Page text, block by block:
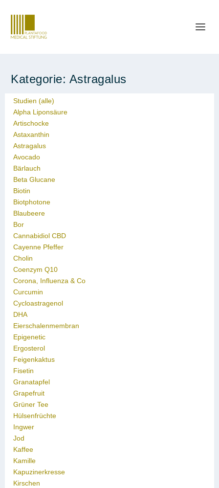
Kategorie: Astragalus
Studien (alle)
Alpha Liponsäure
Artischocke
Astaxanthin
Astragalus
Avocado
Bärlauch
Beta Glucane
Biotin
Biotphotone
Blaubeere
Bor
Cannabidiol CBD
Cayenne Pfeffer
Cholin
Coenzym Q10
Corona, Influenza & Co
Curcumin
Cycloastragenol
DHA
Eierschalenmembran
Epigenetic
Ergosterol
Feigenkaktus
Fisetin
Granatapfel
Grapefruit
Grüner Tee
Hülsenfrüchte
Ingwer
Jod
Kaffee
Kamille
Kapuzinerkresse
Kirschen